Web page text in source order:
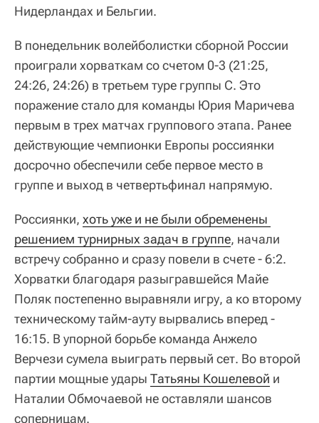
Нидерландах и Бельгии.
В понедельник волейболистки сборной России
проиграли хорваткам со счетом 0-3 (21:25,
24:26, 24:26) в третьем туре группы С. Это
поражение стало для команды Юрия Маричева
первым в трех матчах группового этапа. Ранее
действующие чемпионки Европы россиянки
досрочно обеспечили себе первое место в
группе и выход в четвертьфинал напрямую.
Россиянки, хоть уже и не были обременены
решением турнирных задач в группе, начали
встречу собранно и сразу повели в счете - 6:2.
Хорватки благодаря разыгравшейся Майе
Поляк постепенно выравняли игру, а ко второму
техническому тайм-ауту вырвались вперед -
16:15. В упорной борьбе команда Анжело
Верчези сумела выиграть первый сет. Во второй
партии мощные удары Татьяны Кошелевой и
Наталии Обмочаевой не оставляли шансов
соперницам.